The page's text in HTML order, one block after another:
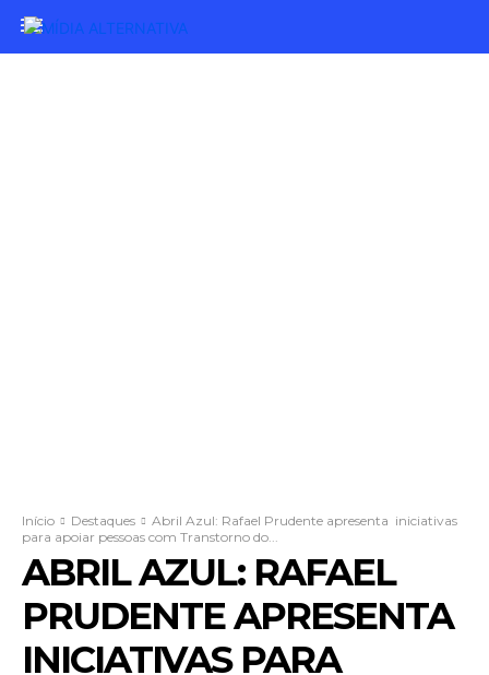
Início Destaques
Abril Azul: Rafael Prudente apresenta iniciativas
para apoiar pessoas com Transtorno do...
ABRIL AZUL: RAFAEL
PRUDENTE APRESENTA
INICIATIVAS PARA